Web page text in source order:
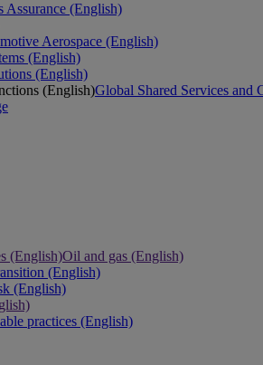
Assurance (English)
Aerospace (English)
(English)
(English)
Global Shared Services and
(English)Oil and gas (English)
(English)
(English)
practices (English)